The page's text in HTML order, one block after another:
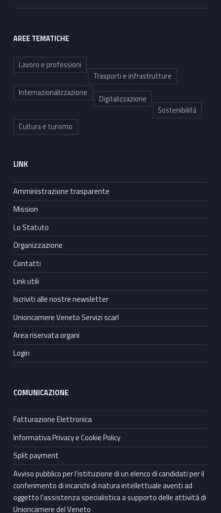
AREE TEMATICHE
Lavoro e professioni
Trasporti e infrastrutture
Internazionalizzazione
Digitalizzazione
Sostenibilità
Cultura e turismo
LINK
Amministrazione trasparente
Mission
Lo Statuto
Organizzazione
Contatti
Link utili
Iscriviti alle nostre newsletter
Unioncamere Veneto Servizi scarl
Area riservata organi
Login
COMUNICAZIONE
Fatturazione Elettronica
Informativa Privacy e Cookie Policy
Split payment
Avviso pubblico per l’istituzione di un elenco di candidati per il
conferimento di incarichi di natura intellettuale aventi ad
oggetto l’assistenza specialistica a supporto delle attività di
Unioncamere del Veneto